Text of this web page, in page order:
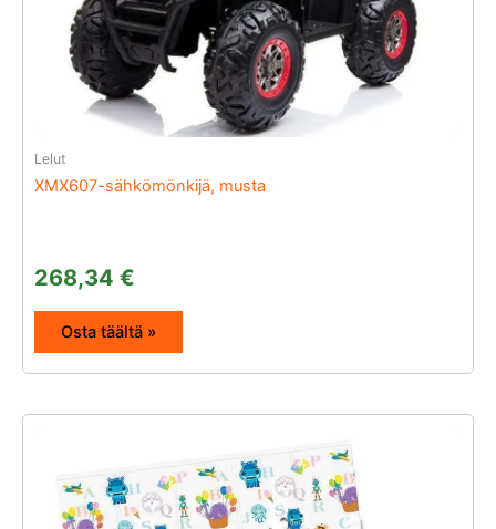
Lelut
XMX607-sähkömönkijä, musta
268,34 €
Osta täältä »